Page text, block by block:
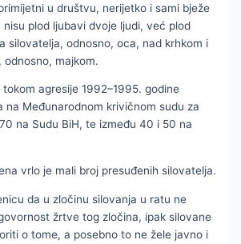
u društvu, nerijetko i sami bježe
nisu plod ljubavi dvoje ljudi, već plod
silovatelja, odnosno, oca, nad krhkom i
majkom.
agresije 1992–1995. godine
na Međunarodnom krivičnom sudu za
na Sudu BiH, te između 40 i 50 na
vrlo je mali broj presuđenih silovatelja.
da u zločinu silovanja u ratu ne
žrtve tog zločina, ipak silovane
o tome, a posebno to ne žele javno i